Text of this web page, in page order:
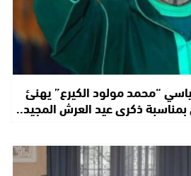
“محمد مولود الكيرع” يهنئ
ذكرى عيد العرش المجيد..